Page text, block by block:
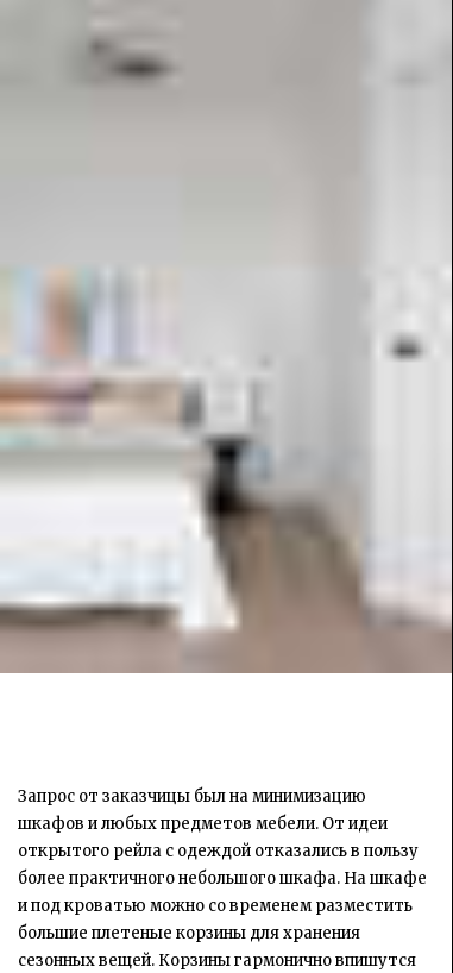
Запрос от заказчицы был на минимизацию
шкафов и любых предметов мебели. От идеи
открытого рейла с одеждой отказались в пользу
более практичного небольшого шкафа. На шкафе
и под кроватью можно со временем разместить
большие плетеные корзины для хранения
сезонных вещей. Корзины гармонично впишутся